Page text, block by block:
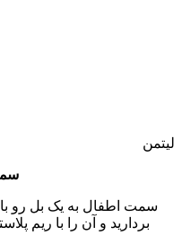
لیتمن
سمت اطفال به یک بل رو
بردارید و آن را با ریم